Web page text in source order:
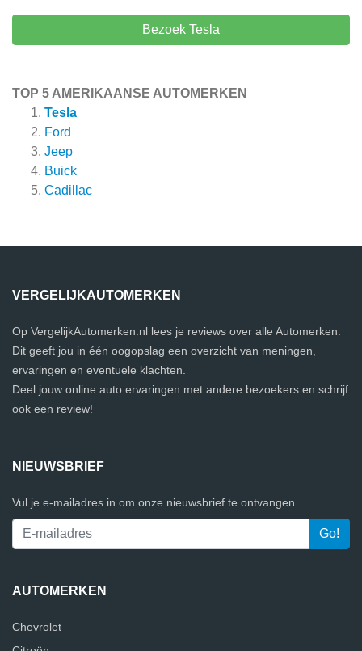
Bezoek Tesla
TOP 5 AMERIKAANSE AUTOMERKEN
Tesla
Ford
Jeep
Buick
Cadillac
VERGELIJKAUTOMERKEN
Op VergelijkAutomerken.nl lees je reviews over alle Automerken.
Dit geeft jou in één oogopslag een overzicht van meningen,
ervaringen en eventuele klachten.
Deel jouw online auto ervaringen met andere bezoekers en schrijf
ook een review!
NIEUWSBRIEF
Vul je e-mailadres in om onze nieuwsbrief te ontvangen.
AUTOMERKEN
Chevrolet